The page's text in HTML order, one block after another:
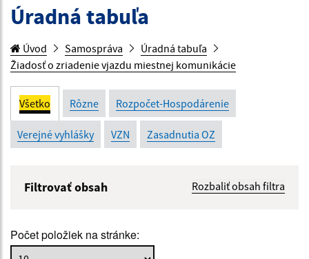
Úradná tabuľa
Úvod Samospráva
Úradná tabuľa
Žiadosť o zriadenie vjazdu miestnej komunikácie
Všetko Rôzne Rozpočet-Hospodárenie
Verejné vyhlášky VZN Zasadnutia OZ
Filtrovať obsah Rozbaliť obsah filtra
Popis:
Počet položiek na stránke: